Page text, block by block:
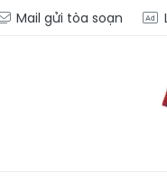
Mail gửi tòa soạn